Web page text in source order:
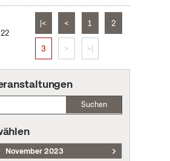
|< < 1 2
3 > >|
Suchen
November 2023